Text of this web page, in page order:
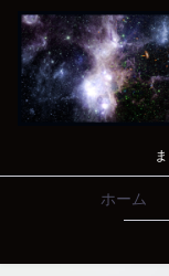
ホーム